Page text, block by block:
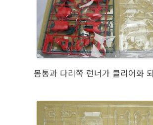
몸통과 다리쪽 런너가 클리어화